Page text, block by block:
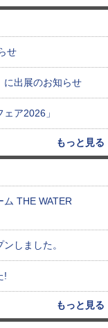
せ
に出展のお知らせ
ア2026」
もっと見る
ム THE WATER
しました。
!
もっと見る